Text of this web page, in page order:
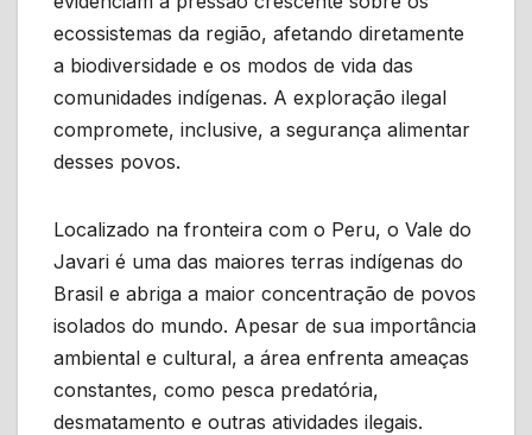
ecossistemas da região, afetando diretamente
a biodiversidade e os modos de vida das
comunidades indígenas. A exploração ilegal
compromete, inclusive, a segurança alimentar
desses povos.
Localizado na fronteira com o Peru, o Vale do
Javari é uma das maiores terras indígenas do
Brasil e abriga a maior concentração de povos
isolados do mundo. Apesar de sua importância
ambiental e cultural, a área enfrenta ameaças
constantes, como pesca predatória,
desmatamento e outras atividades ilegais.